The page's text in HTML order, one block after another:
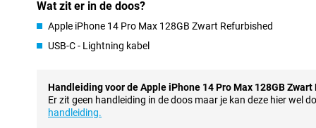
scherm geïntegreerd in plaats van een inkeping. Hierdoor is er
oproepen. Ook worden notificaties slim weergegeven rondom
Prachtige foto’s
Apple heeft bij deze iPhone 14 Pro Max voor een hoofdcamera
Wat zit er in de doos?
Apple iPhone 14 Pro Max 128GB Zwart Refurbished
USB-C - Lightning kabel
Handleiding voor de Apple iPhone 14 Pro Max 128GB Zwart
Er zit geen handleiding in de doos maar je kan deze hier wel
handleiding.